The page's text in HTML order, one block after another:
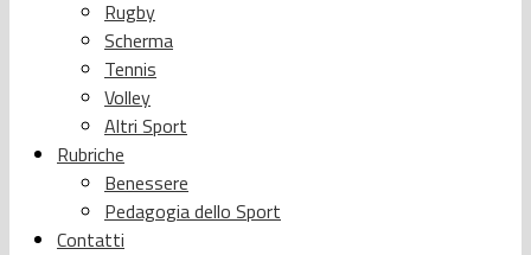
Rugby
Scherma
Tennis
Volley
Altri Sport
Rubriche
Benessere
Pedagogia dello Sport
Contatti